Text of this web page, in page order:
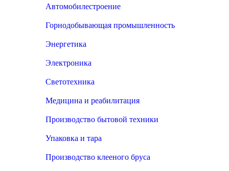
Автомобилестроение
Горнодобывающая промышленность
Энергетика
Электроника
Светотехника
Медицина и реабилитация
Производство бытовой техники
Упаковка и тара
Производство клееного бруса